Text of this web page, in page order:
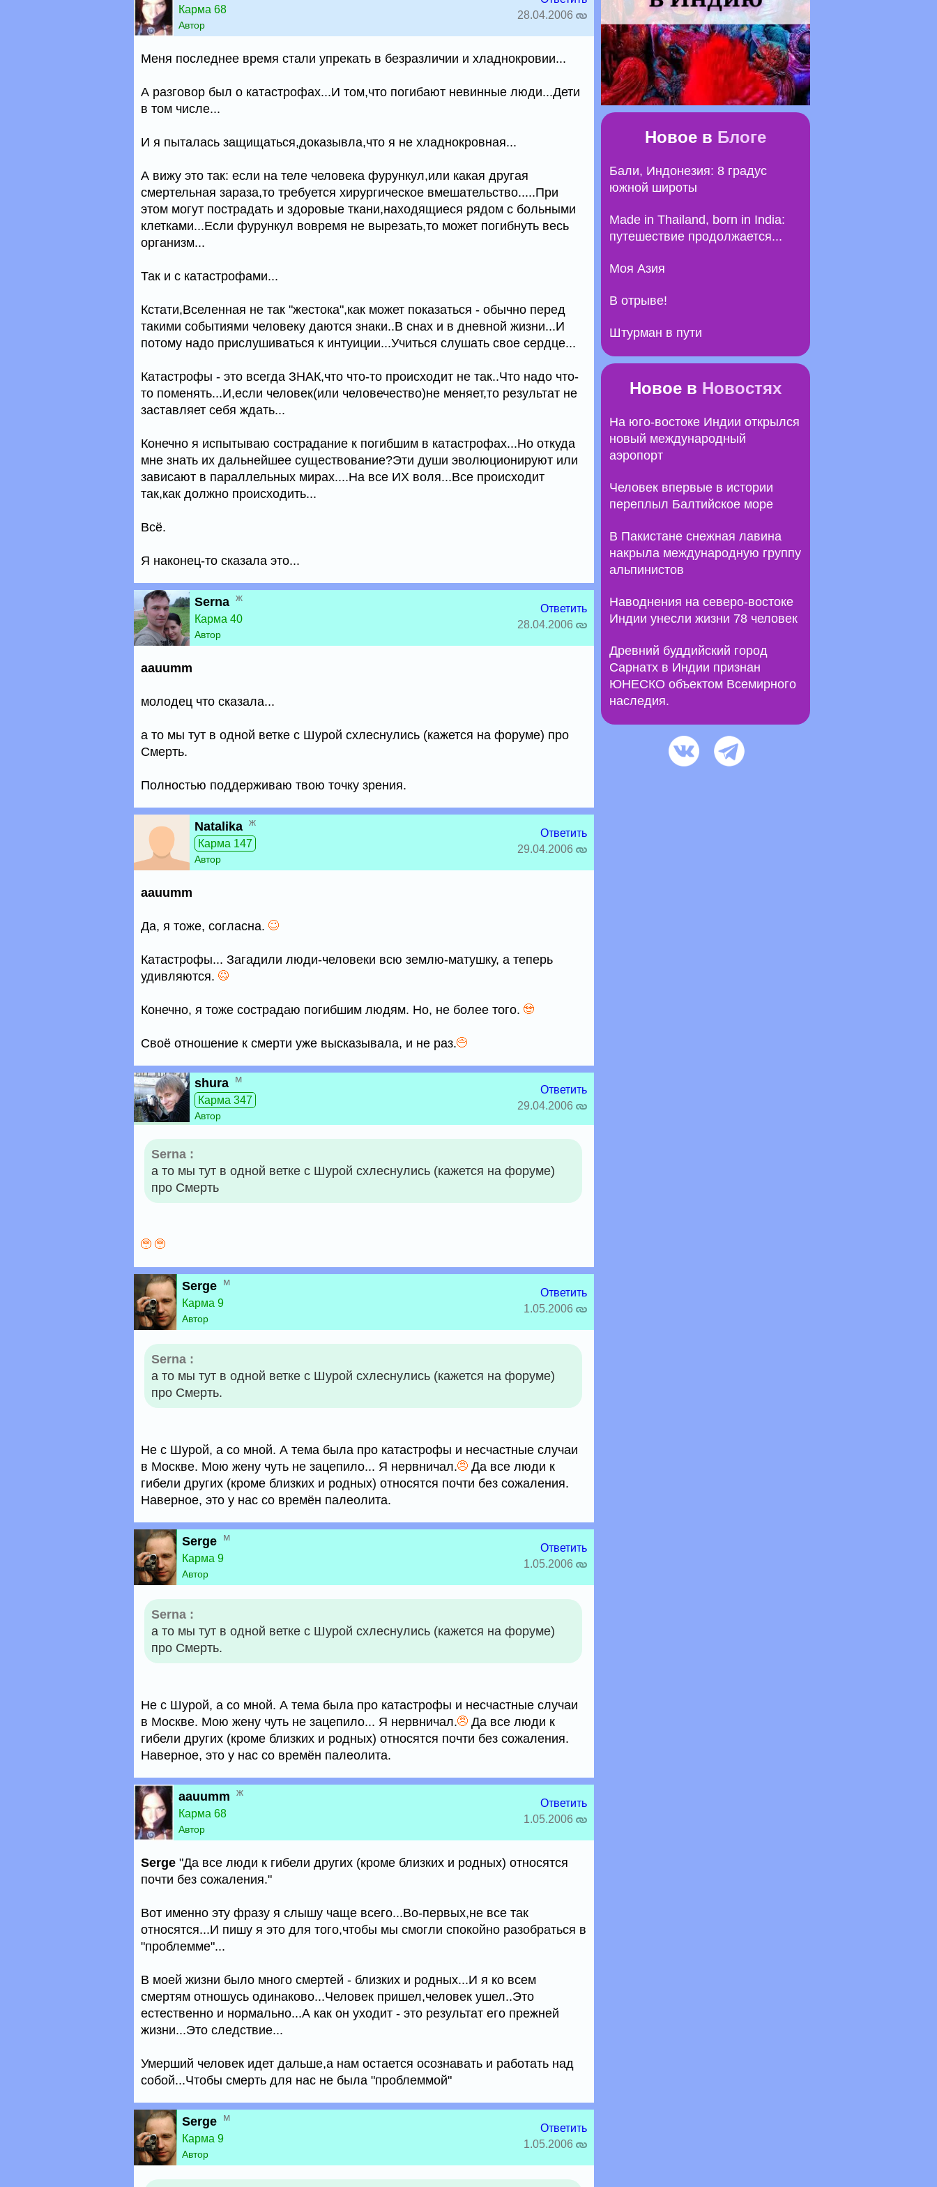
Карма 68
Автор
28.04.2006
Меня последнее время стали упрекать в безразличии и хладнокровии...
А разговор был о катастрофах...И том,что погибают невинные люди...Дети
в том числе...
И я пыталась защищаться,доказывла,что я не хладнокровная...
А вижу это так: если на теле человека фурункул,или какая другая
смертельная зараза,то требуется хирургическое вмешательство.....При
этом могут пострадать и здоровые ткани,находящиеся рядом с больными
клетками...Если фурункул вовремя не вырезать,то может погибнуть весь
организм...
Так и с катастрофами...
Кстати,Вселенная не так "жестока",как может показаться - обычно перед
такими событиями человеку даются знаки..В снах и в дневной жизни...И
потому надо прислушиваться к интуиции...Учиться слушать свое сердце...
Катастрофы - это всегда ЗНАК,что что-то происходит не так..Что надо что-
то поменять...И,если человек(или человечество)не меняет,то результат не
заставляет себя ждать...
Конечно я испытываю сострадание к погибшим в катастрофах...Но откуда
мне знать их дальнейшее существование?Эти души эволюционируют или
зависают в параллельных мирах....На все ИХ воля...Все происходит
так,как должно происходить...
Всё.
Я наконец-то сказала это...
Serna ж
Карма 40
Автор
Ответить
28.04.2006
aauumm
молодец что сказала...
а то мы тут в одной ветке с Шурой схлеснулись (кажется на форуме) про
Смерть.
Полностью поддерживаю твою точку зрения.
Natalika ж
Карма 147
Автор
Ответить
29.04.2006
aauumm
Да, я тоже, согласна.
Катастрофы... Загадили люди-человеки всю землю-матушку, а теперь
удивляются.
Конечно, я тоже сострадаю погибшим людям. Но, не более того.
Своё отношение к смерти уже высказывала, и не раз.
shura м
Карма 347
Автор
Ответить
29.04.2006
Serna :
а то мы тут в одной ветке с Шурой схлеснулись (кажется на форуме)
про Смерть
Serge м
Карма 9
Автор
Ответить
1.05.2006
Serna :
а то мы тут в одной ветке с Шурой схлеснулись (кажется на форуме)
про Смерть.
Не с Шурой, а со мной. А тема была про катастрофы и несчастные случаи
в Москве. Мою жену чуть не зацепило... Я нервничал.
Да все люди к
гибели других (кроме близких и родных) относятся почти без сожаления.
Наверное, это у нас со времён палеолита.
Serge м
Карма 9
Автор
Ответить
1.05.2006
Serna :
а то мы тут в одной ветке с Шурой схлеснулись (кажется на форуме)
про Смерть.
Не с Шурой, а со мной. А тема была про катастрофы и несчастные случаи
в Москве. Мою жену чуть не зацепило... Я нервничал.
Да все люди к
гибели других (кроме близких и родных) относятся почти без сожаления.
Наверное, это у нас со времён палеолита.
aauumm ж
Карма 68
Автор
Ответить
1.05.2006
Serge "Да все люди к гибели других (кроме близких и родных) относятся
почти без сожаления."
Вот именно эту фразу я слышу чаще всего...Во-первых,не все так
относятся...И пишу я это для того,чтобы мы смогли спокойно разобраться в
"проблемме"...
В моей жизни было много смертей - близких и родных...И я ко всем
смертям отношусь одинаково...Человек пришел,человек ушел..Это
естественно и нормально...А как он уходит - это результат его прежней
жизни...Это следствие...
Умерший человек идет дальше,а нам остается осознавать и работать над
собой...Чтобы смерть для нас не была "проблеммой"
Serge м
Карма 9
Автор
Ответить
1.05.2006
Новое в Блоге
Бали, Индонезия: 8 градус
южной широты
Made in Thailand, born in India:
путешествие продолжается...
Моя Азия
В отрыве!
Штурман в пути
Новое в Новостях
На юго-востоке Индии открылся
новый международный
аэропорт
Человек впервые в истории
переплыл Балтийское море
В Пакистане снежная лавина
накрыла международную группу
альпинистов
Наводнения на северо-востоке
Индии унесли жизни 78 человек
Древний буддийский город
Сарнатх в Индии признан
ЮНЕСКО объектом Всемирного
наследия.